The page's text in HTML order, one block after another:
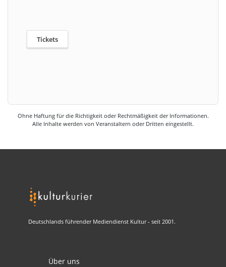
Tickets
Ohne Haftung für die Richtigkeit oder Rechtmäßigkeit der Informationen.
Alle Inhalte werden von Veranstaltern oder Dritten eingestellt.
Deutschlands führender Mediendienst Kultur - seit 2001.
Über uns